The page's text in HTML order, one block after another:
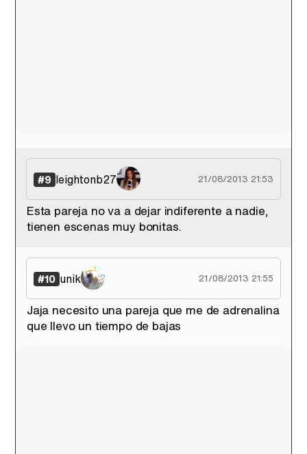
#9 leightonb27 21/08/2013 21:53
Esta pareja no va a dejar indiferente a nadie,
tienen escenas muy bonitas.
#10 unik 21/08/2013 21:55
Jaja necesito una pareja que me de adrenalina
que llevo un tiempo de bajas